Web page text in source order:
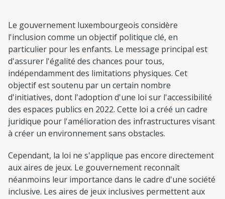
Le gouvernement luxembourgeois considère
l'inclusion comme un objectif politique clé, en
particulier pour les enfants. Le message principal est
d'assurer l'égalité des chances pour tous,
indépendamment des limitations physiques. Cet
objectif est soutenu par un certain nombre
d'initiatives, dont l'adoption d'une loi sur l'accessibilité
des espaces publics en 2022. Cette loi a créé un cadre
juridique pour l'amélioration des infrastructures visant
à créer un environnement sans obstacles.
Cependant, la loi ne s'applique pas encore directement
aux aires de jeux. Le gouvernement reconnaît
néanmoins leur importance dans le cadre d'une société
inclusive. Les aires de jeux inclusives permettent aux